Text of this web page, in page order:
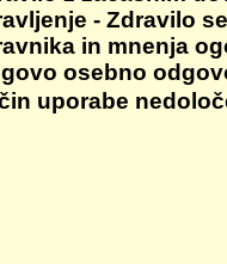
- Zdravilo
in mnenja
osebno
uporabe